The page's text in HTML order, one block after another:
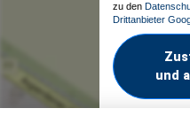
zu den
Drittanbieter
und